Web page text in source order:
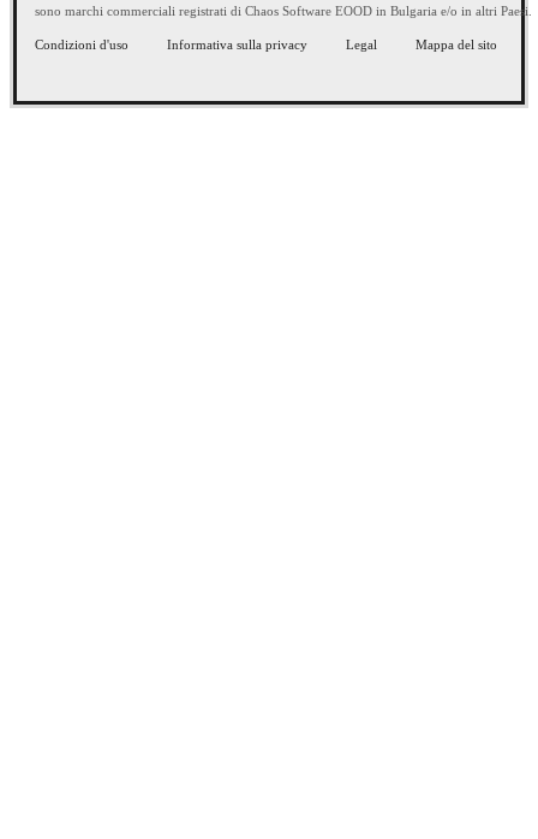
sono marchi commerciali registrati di Chaos Software EOOD in Bulgaria e/o in altri Paesi.
Condizioni d'uso Informativa sulla privacy Legal Mappa del sito